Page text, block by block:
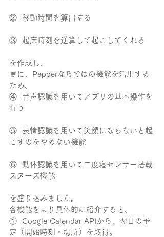
②  移動時間を算出する
③  起床時刻を逆算して起こしてくれる
を作成し、
更に、Pepperならではの機能を活用する
ため、
④  音声認識を用いてアプリの基本操作を
行う
⑤  表情認識を用いて笑顔にならないと起
こすのをやめない機能
⑥  動体認識を用いて二度寝センサー搭載
スヌーズ機能
を盛り込みました。
各機能をより具体的に紹介すると、
①  Google Calendar APIから、翌日の予
定（開始時刻・場所）を取得。